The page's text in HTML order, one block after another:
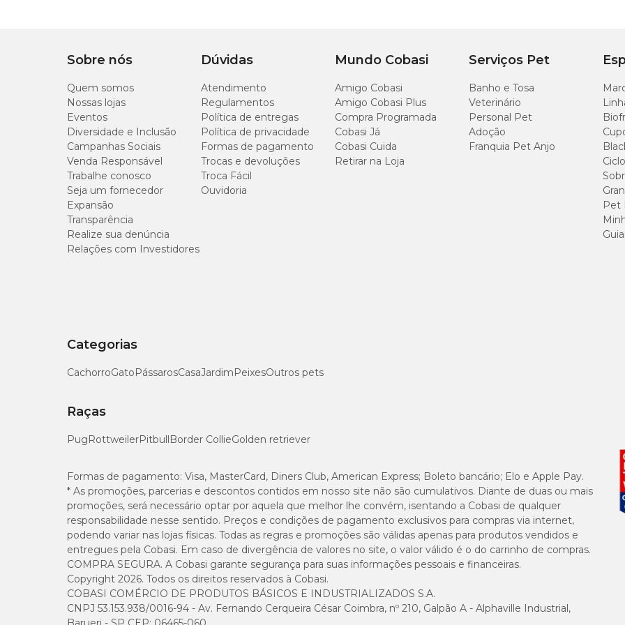
Sobre nós
Quem somos
Nossas lojas
Eventos
Diversidade e Inclusão
Campanhas Sociais
Venda Responsável
Trabalhe conosco
Seja um fornecedor
Expansão
Transparência
Realize sua denúncia
Relações com Investidores
Dúvidas
Atendimento
Regulamentos
Política de entregas
Política de privacidade
Formas de pagamento
Trocas e devoluções
Troca Fácil
Ouvidoria
Mundo Cobasi
Amigo Cobasi
Amigo Cobasi Plus
Compra Programada
Cobasi Já
Cobasi Cuida
Retirar na Loja
Serviços Pet
Banho e Tosa
Veterinário
Personal Pet
Adoção
Franquia Pet Anjo
Pet
Categorias
CachorroGatoPássarosCasaJardimPeixesOutros pets
Raças
PugRottweilerPitbullBorder CollieGolden retriever
Formas de pagamento: Visa, MasterCard, Diners Club, American Express; Boleto bancário; Elo e Apple Pay.
* As promoções, parcerias e descontos contidos em nosso site não são cumulativos. Diante de duas ou mais
promoções, será necessário optar por aquela que melhor lhe convém, isentando a Cobasi de qualquer
responsabilidade nesse sentido. Preços e condições de pagamento exclusivos para compras via internet,
podendo variar nas lojas físicas. Todas as regras e promoções são válidas apenas para produtos vendidos e
entregues pela Cobasi. Em caso de divergência de valores no site, o valor válido é o do carrinho de compras.
COMPRA SEGURA. A Cobasi garante segurança para suas informações pessoais e financeiras.
Copyright 2026. Todos os direitos reservados à Cobasi.
COBASI COMÉRCIO DE PRODUTOS BÁSICOS E INDUSTRIALIZADOS S.A.
CNPJ 53.153.938/0016-94 - Av. Fernando Cerqueira César Coimbra, nº 210, Galpão A - Alphaville Industrial,